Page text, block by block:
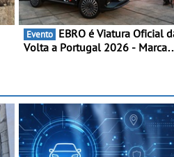
Evento
Volta a Portugal 2026 - Marca
energia às estradas de Portugal